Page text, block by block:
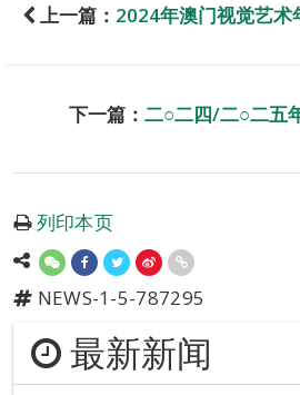
上一篇： 2024年澳门视觉艺术
下一篇： 二○二四/二○二五
列印本页
NEWS-1-5-787295
最新新闻